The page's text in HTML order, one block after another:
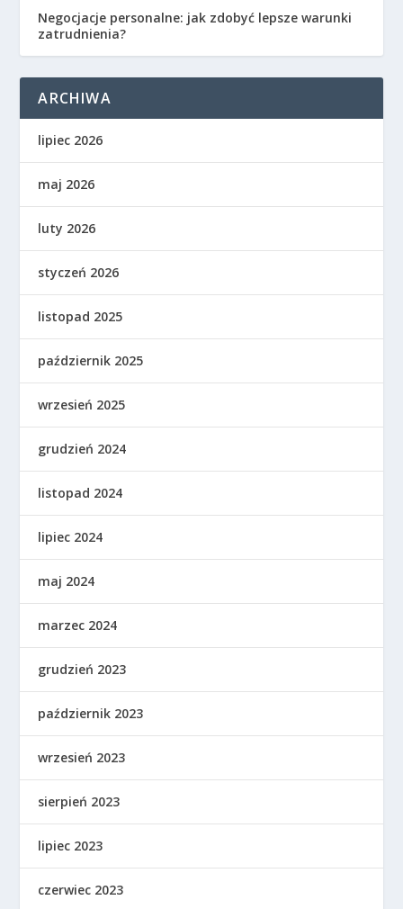
Negocjacje personalne: jak zdobyć lepsze warunki
zatrudnienia?
ARCHIWA
lipiec 2026
maj 2026
luty 2026
styczeń 2026
listopad 2025
październik 2025
wrzesień 2025
grudzień 2024
listopad 2024
lipiec 2024
maj 2024
marzec 2024
grudzień 2023
październik 2023
wrzesień 2023
sierpień 2023
lipiec 2023
czerwiec 2023